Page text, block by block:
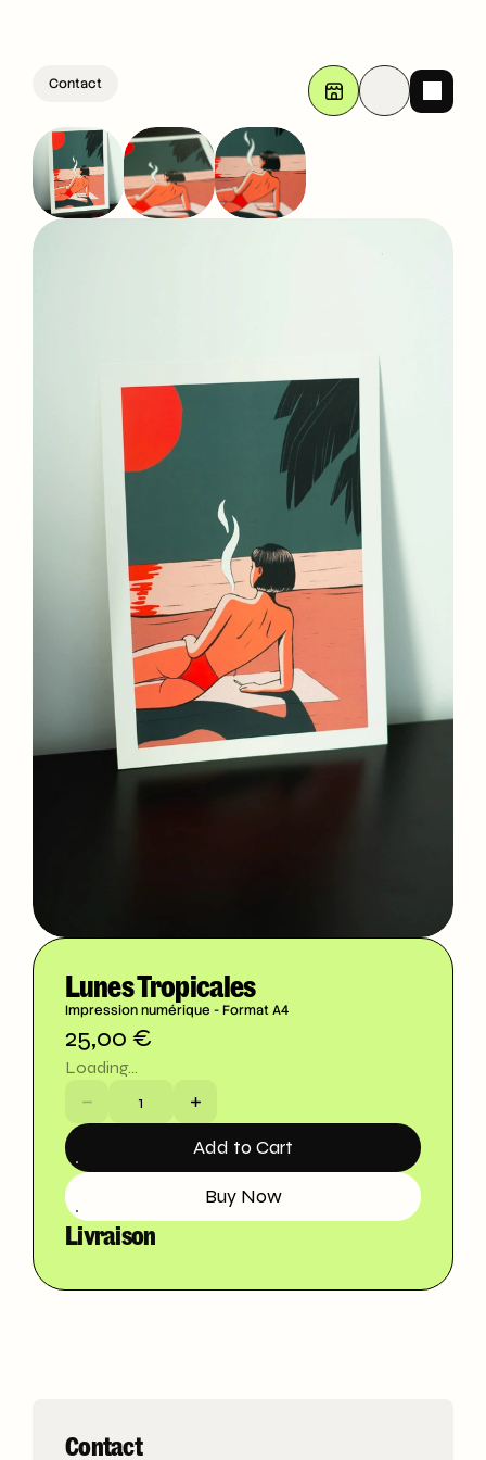
Contact
Lunes Tropicales
Impression numérique - Format A4
25,00 €
Loading...
Add to Cart
Buy Now
Livraison
Contact